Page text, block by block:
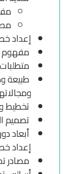
إعداد
مفهوم
طبيعة
تخطيط
تصميم
أبعاد
إعداد
مصادر